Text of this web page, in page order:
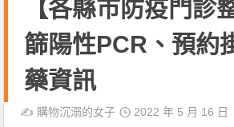
【各縣市防疫門診
篩陽性PCR、預約
藥資訊
✍️ 購物沉溺的女子 2022 年 5 月 16 日